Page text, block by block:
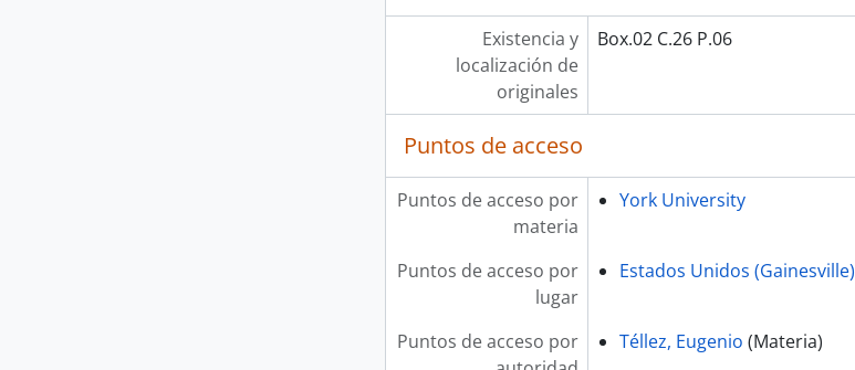
Existencia y
localización de
originales
Box.02 C.26 P.06
Puntos de acceso
Puntos de acceso por
materia
York University
Puntos de acceso por
lugar
Estados Unidos (Gainesville)
Puntos de acceso por
Téllez, Eugenio (Materia)